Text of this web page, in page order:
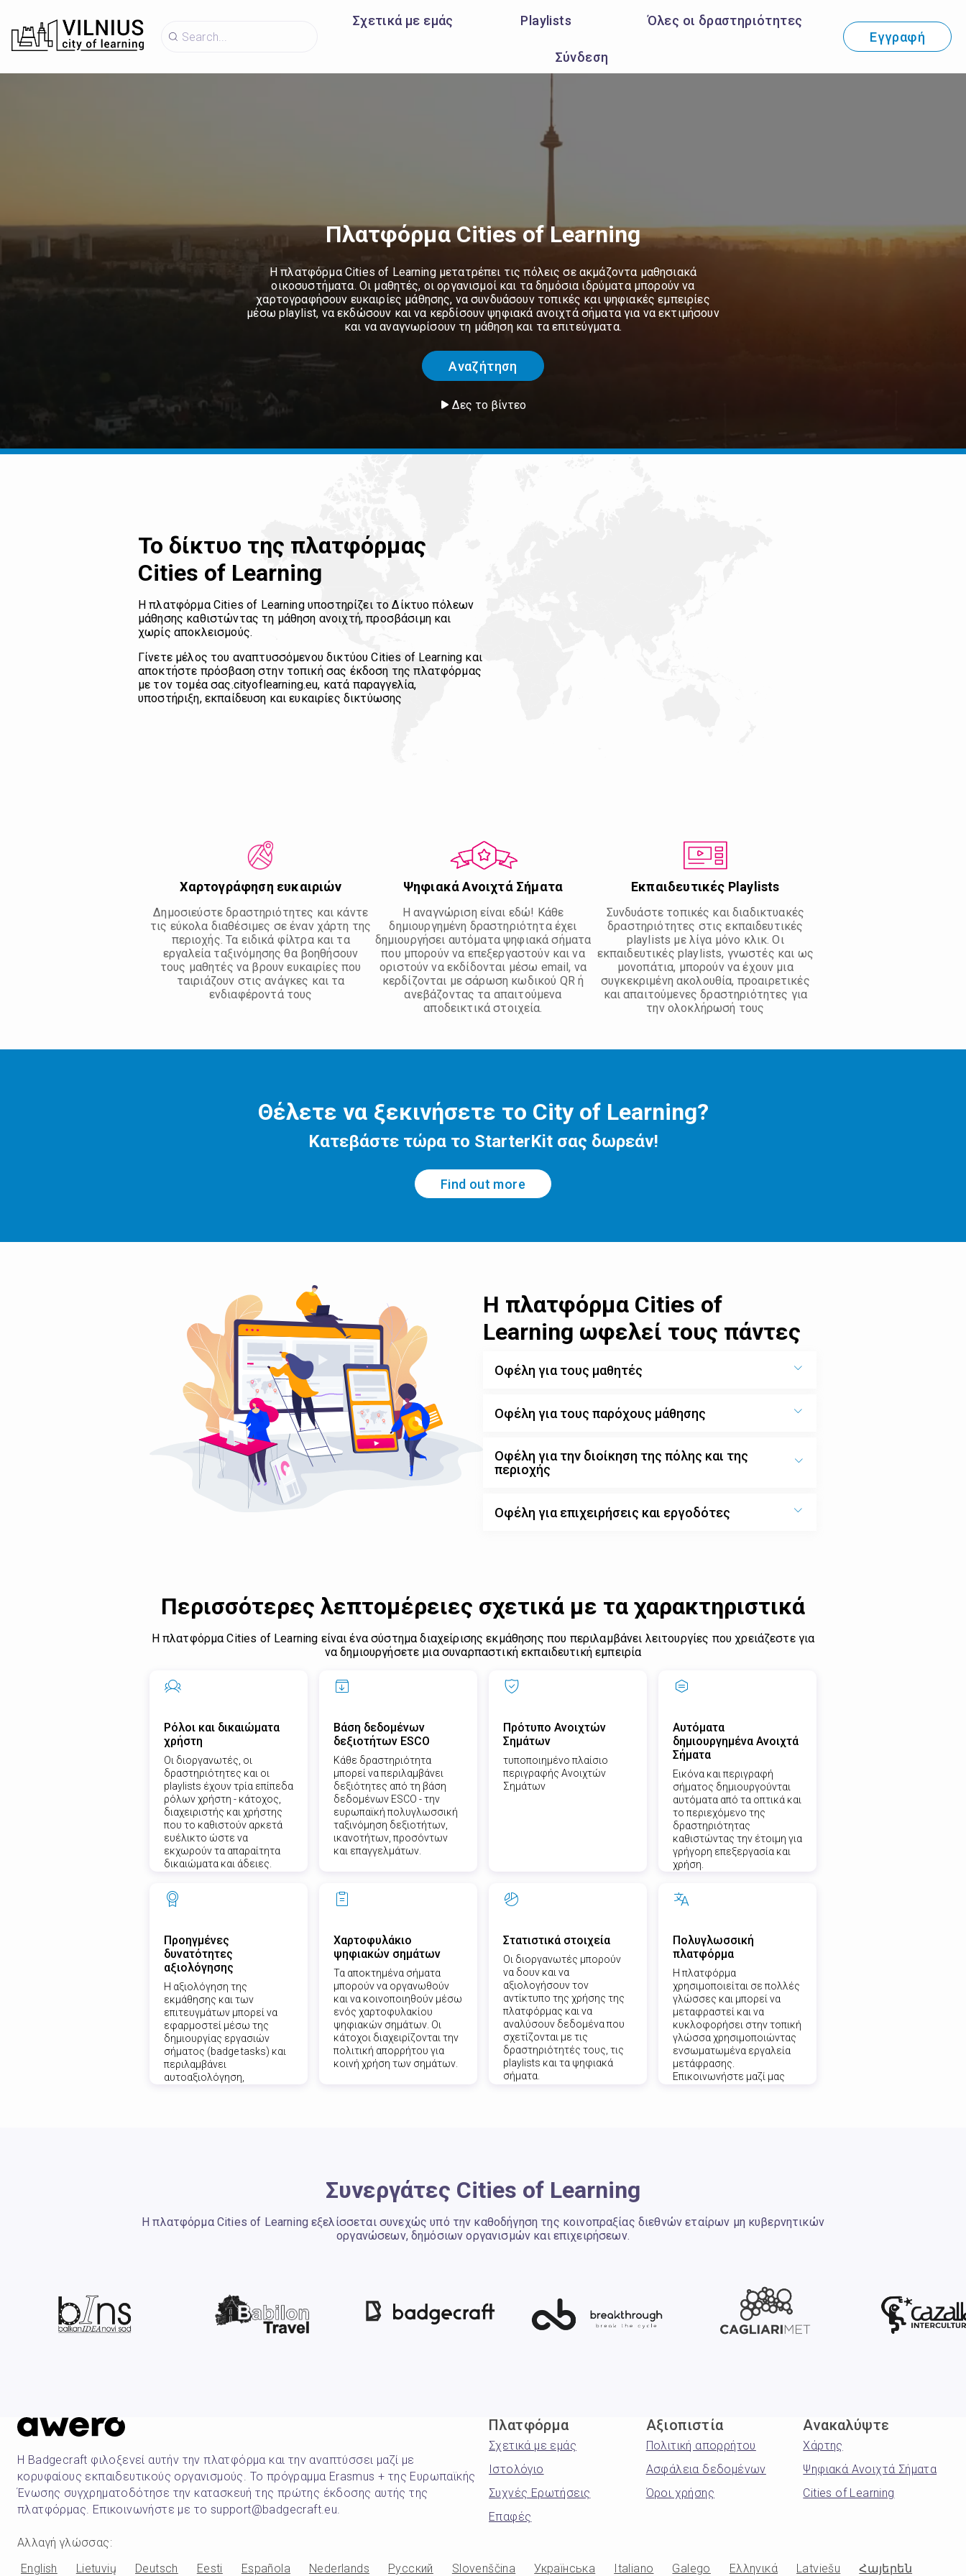
Σχετικά με εμάς Playlists Όλες οι δραστηριότητες
Σύνδεση
Εγγραφή
Πλατφόρμα Cities of Learning
Η πλατφόρμα Cities of Learning μετατρέπει τις πόλεις σε ακμάζοντα μαθησιακά
οικοσυστήματα. Οι μαθητές, οι οργανισμοί και τα δημόσια ιδρύματα μπορούν να
χαρτογραφήσουν ευκαιρίες μάθησης, να συνδυάσουν τοπικές και ψηφιακές εμπειρίες
μέσω playlist, να εκδώσουν και να κερδίσουν ψηφιακά ανοιχτά σήματα για να εκτιμήσουν
και να αναγνωρίσουν τη μάθηση και τα επιτεύγματα.
Αναζήτηση
Δες το βίντεο
Το δίκτυο της πλατφόρμας
Cities of Learning
Η πλατφόρμα Cities of Learning υποστηρίζει το Δίκτυο πόλεων
μάθησης καθιστώντας τη μάθηση ανοιχτή, προσβάσιμη και
χωρίς αποκλεισμούς.
Γίνετε μέλος του αναπτυσσόμενου δικτύου Cities of Learning και
αποκτήστε πρόσβαση στην τοπική σας έκδοση της πλατφόρμας
με τον τομέα σας.cityoflearning.eu, κατά παραγγελία,
υποστήριξη, εκπαίδευση και ευκαιρίες δικτύωσης
Χαρτογράφηση ευκαιριών
Δημοσιεύστε δραστηριότητες και κάντε
τις εύκολα διαθέσιμες σε έναν χάρτη της
περιοχής. Τα ειδικά φίλτρα και τα
εργαλεία ταξινόμησης θα βοηθήσουν
τους μαθητές να βρουν ευκαιρίες που
ταιριάζουν στις ανάγκες και τα
ενδιαφέροντά τους
Ψηφιακά Ανοιχτά Σήματα
Η αναγνώριση είναι εδώ! Κάθε
δημιουργημένη δραστηριότητα έχει
δημιουργήσει αυτόματα ψηφιακά σήματα
που μπορούν να επεξεργαστούν και να
οριστούν να εκδίδονται μέσω email, να
κερδίζονται με σάρωση κωδικού QR ή
ανεβάζοντας τα απαιτούμενα
αποδεικτικά στοιχεία.
Εκπαιδευτικές Playlists
Συνδυάστε τοπικές και διαδικτυακές
δραστηριότητες στις εκπαιδευτικές
playlists με λίγα μόνο κλικ. Οι
εκπαιδευτικές playlists, γνωστές και ως
μονοπάτια, μπορούν να έχουν μια
συγκεκριμένη ακολουθία, προαιρετικές
και απαιτούμενες δραστηριότητες για
την ολοκλήρωσή τους
Θέλετε να ξεκινήσετε το City of Learning?
Κατεβάστε τώρα το StarterKit σας δωρεάν!
Find out more
Η πλατφόρμα Cities of
Learning ωφελεί τους πάντες
Οφέλη για τους μαθητές
Οφέλη για τους παρόχους μάθησης
Οφέλη για την διοίκηση της πόλης και της
περιοχής
Οφέλη για επιχειρήσεις και εργοδότες
Περισσότερες λεπτομέρειες σχετικά με τα χαρακτηριστικά
Η πλατφόρμα Cities of Learning είναι ένα σύστημα διαχείρισης εκμάθησης που περιλαμβάνει λειτουργίες που χρειάζεστε για
να δημιουργήσετε μια συναρπαστική εκπαιδευτική εμπειρία
Ρόλοι και δικαιώματα
χρήστη
Οι διοργανωτές, οι
δραστηριότητες και οι
playlists έχουν τρία επίπεδα
ρόλων χρήστη - κάτοχος,
διαχειριστής και χρήστης
που το καθιστούν αρκετά
ευέλικτο ώστε να
εκχωρούν τα απαραίτητα
δικαιώματα και άδειες.
Βάση δεδομένων
δεξιοτήτων ESCO
Κάθε δραστηριότητα
μπορεί να περιλαμβάνει
δεξιότητες από τη βάση
δεδομένων ESCO - την
ευρωπαϊκή πολυγλωσσική
ταξινόμηση δεξιοτήτων,
ικανοτήτων, προσόντων
και επαγγελμάτων.
Πρότυπο Ανοιχτών
Σημάτων
τυποποιημένο πλαίσιο
περιγραφής Ανοιχτών
Σημάτων
Αυτόματα
δημιουργημένα Ανοιχτά
Σήματα
Εικόνα και περιγραφή
σήματος δημιουργούνται
αυτόματα από τα οπτικά και
το περιεχόμενο της
δραστηριότητας
καθιστώντας την έτοιμη για
γρήγορη επεξεργασία και
χρήση.
Προηγμένες
δυνατότητες
αξιολόγησης
Η αξιολόγηση της
εκμάθησης και των
επιτευγμάτων μπορεί να
εφαρμοστεί μέσω της
δημιουργίας εργασιών
σήματος (badge tasks) και
περιλαμβάνει
αυτοαξιολόγηση,
Χαρτοφυλάκιο
ψηφιακών σημάτων
Τα αποκτημένα σήματα
μπορούν να οργανωθούν
και να κοινοποιηθούν μέσω
ενός χαρτοφυλακίου
ψηφιακών σημάτων. Οι
κάτοχοι διαχειρίζονται την
πολιτική απορρήτου για
κοινή χρήση των σημάτων.
Στατιστικά στοιχεία
Οι διοργανωτές μπορούν
να δουν και να
αξιολογήσουν τον
αντίκτυπο της χρήσης της
πλατφόρμας και να
αναλύσουν δεδομένα που
σχετίζονται με τις
δραστηριότητές τους, τις
playlists και τα ψηφιακά
σήματα.
Πολυγλωσσική
πλατφόρμα
Η πλατφόρμα
χρησιμοποιείται σε πολλές
γλώσσες και μπορεί να
μεταφραστεί και να
κυκλοφορήσει στην τοπική
γλώσσα χρησιμοποιώντας
ενσωματωμένα εργαλεία
μετάφρασης.
Επικοινωνήστε μαζί μας
Συνεργάτες Cities of Learning
Η πλατφόρμα Cities of Learning εξελίσσεται συνεχώς υπό την καθοδήγηση της κοινοπραξίας διεθνών εταίρων μη κυβερνητικών
οργανώσεων, δημόσιων οργανισμών και επιχειρήσεων.
Η Badgecraft φιλοξενεί αυτήν την πλατφόρμα και την αναπτύσσει μαζί με
κορυφαίους εκπαιδευτικούς οργανισμούς. Το πρόγραμμα Erasmus + της Ευρωπαϊκής
Ένωσης συγχρηματοδότησε την κατασκευή της πρώτης έκδοσης αυτής της
πλατφόρμας. Επικοινωνήστε με το support@badgecraft.eu.
Πλατφόρμα
Σχετικά με εμάς
Ιστολόγιο
Συχνές Ερωτήσεις
Επαφές
Αξιοπιστία
Πολιτική απορρήτου
Ασφάλεια δεδομένων
Όροι χρήσης
Ανακαλύψτε
Χάρτης
Ψηφιακά Ανοιχτά Σήματα
Cities of Learning
Αλλαγή γλώσσας:
English
Lietuvių Deutsch Eesti Española Nederlands Русский Slovenščina Українська Italiano Galego Ελληνικά Latviešu Հայերեն